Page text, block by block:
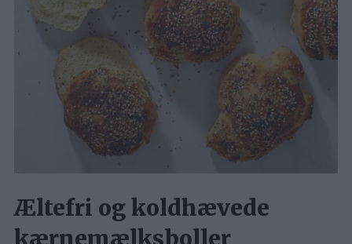
Æltefri og koldhævede